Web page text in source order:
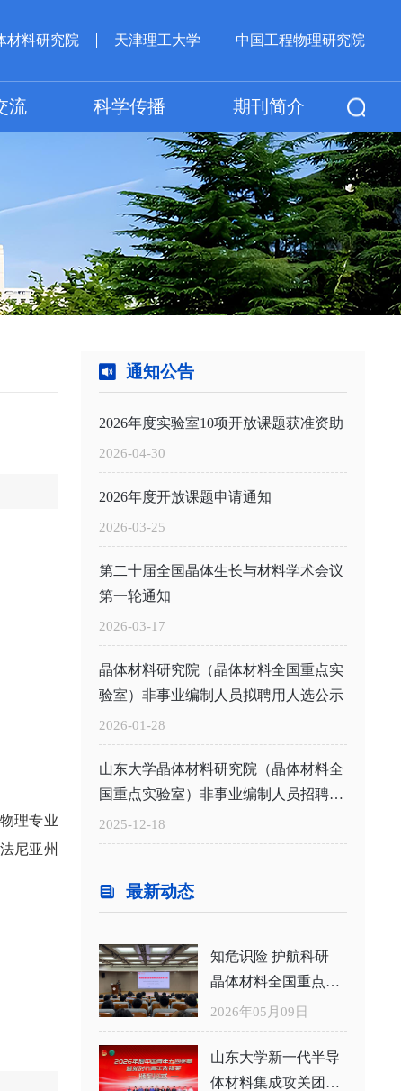
材料研究院 天津理工大学 中国工程物理研究院
流 科学传播 期刊简介
理专业
尼亚州
通知公告
2026年度实验室10项开放课题获准资助
2026-04-30
2026年度开放课题申请通知
2026-03-25
第二十届全国晶体生长与材料学术会议
第一轮通知
2026-03-17
晶体材料研究院（晶体材料全国重点实
验室）非事业编制人员拟聘用人选公示
2026-01-28
山东大学晶体材料研究院（晶体材料全
国重点实验室）非事业编制人员招聘公
告
2025-12-18
最新动态
知危识险 护航科研 |
晶体材料全国重点实
验室举办危化品安全
知识专题培训
2026年05月09日
山东大学新一代半导
体材料集成攻关团队